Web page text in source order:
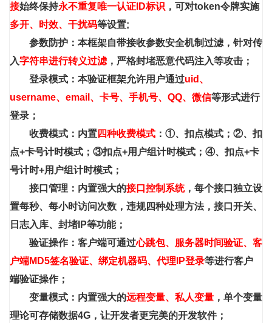
接始终保持永不重复唯一认证ID标识 ，可对token令牌实施
多开、时效、干扰码等设置;
参数防护：本框架自带接收参数安全机制过滤，针对传
入字符串进行转义过滤 ，严格封堵恶意代码注入等攻击；
登录模式：本验证框架允许用户通过uid、
username、email、卡号、手机号、QQ、微信等形式进行
登录；
收费模式：内置四种收费模式 ：①、扣点模式；②、扣
点+卡号计时模式；③扣点+用户组计时模式；④、扣点+卡
号计时+用户组计时模式；
接口管理：内置强大的接口控制系统，每个接口独立设
置每秒、每小时访问次数，违规四种处理方法，接口开关、
日志入库、封堵IP等功能；
验证操作：客户端可通过心跳包、服务器时间验证、客
户端MD5签名验证、绑定机器码、代理IP登录等进行客户
端验证操作；
变量模式：内置强大的远程变量、私人变量 ，单个变量
理论可存储数据4G，让开发者更完美的开发软件；